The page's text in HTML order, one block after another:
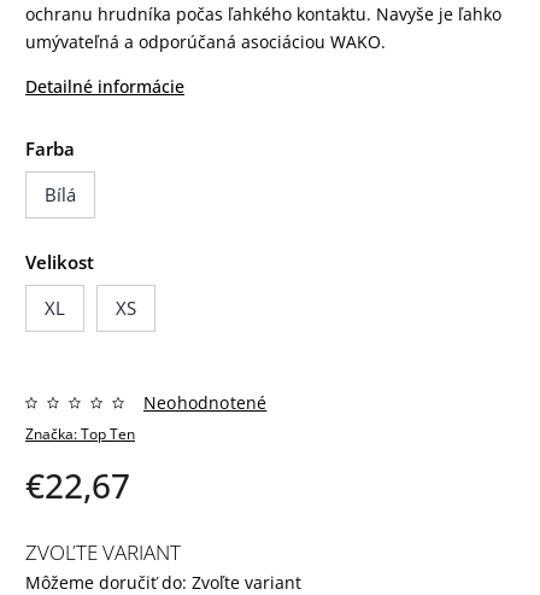
ochranu hrudníka počas ľahkého kontaktu. Navyše je ľahko
umývateľná a odporúčaná asociáciou WAKO.
Detailné informácie
Farba
Bílá
Velikost
XL
XS
Značka:Top Ten
Neohodnotené
€22,67
ZVOĽTE VARIANT
Môžeme doručiť do: Zvoľte variant